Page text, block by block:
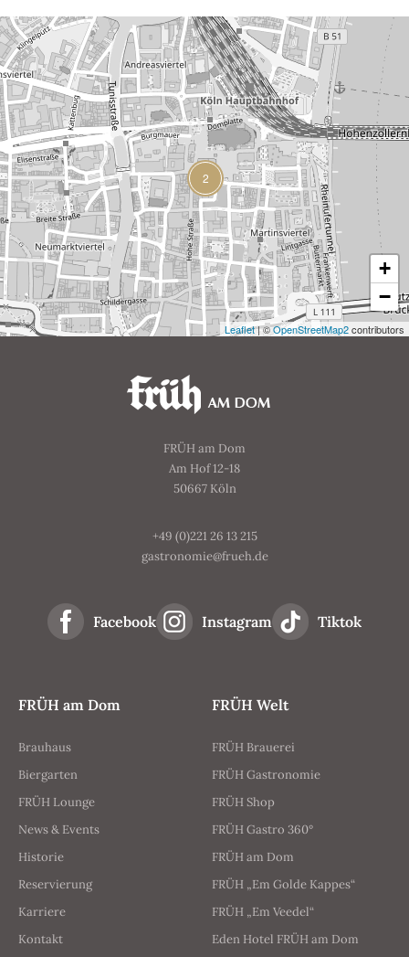
2
+
−
Leaflet| ©OpenStreetMap2contributors
FRÜH am Dom
Am Hof 12-18
50667 Köln
+49 (0)221 26 13 215
gastronomie@frueh.de
Facebook Instagram Tiktok
FRÜH am Dom
Brauhaus
Biergarten
FRÜH Lounge
News & Events
Historie
Reservierung
Karriere
Kontakt
FRÜH Welt
FRÜH Brauerei
FRÜH Gastronomie
FRÜH Shop
FRÜH Gastro 360°
FRÜH am Dom
FRÜH „Em Golde Kappes“
FRÜH „Em Veedel“
Eden Hotel FRÜH am Dom